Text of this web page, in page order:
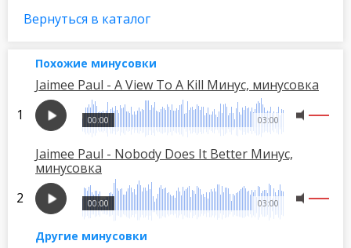
Вернуться в каталог
Похожие минусовки
Jaimee Paul - A View To A Kill Минус, минусовка
03:00
00:00
Jaimee Paul - Nobody Does It Better Минус,
минусовка
03:00
00:00
Другие минусовки